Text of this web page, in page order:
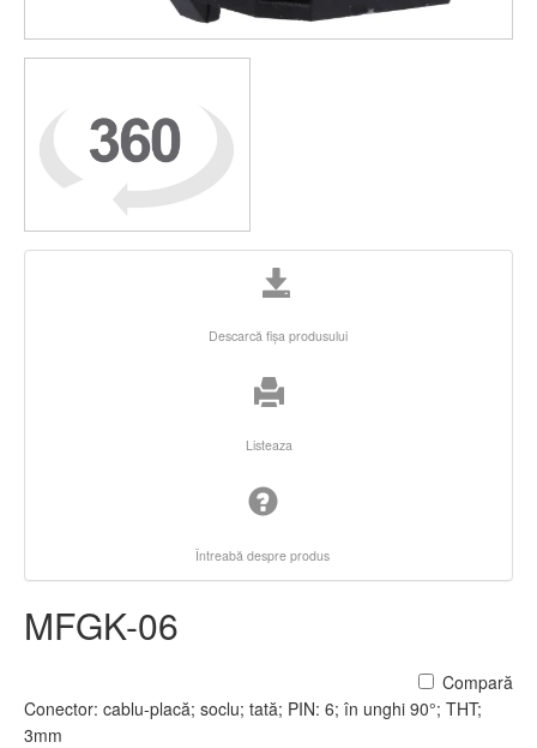
Descarcă fişa produsului
Listeaza
Întreabă despre produs
MFGK-06
Compară
Conector: cablu-placă; soclu; tată; PIN: 6; în unghi 90°; THT;
3mm